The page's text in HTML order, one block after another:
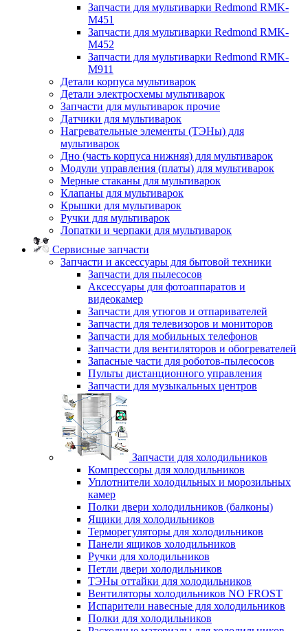
Запчасти для мультиварки Redmond RMK-
M451
Запчасти для мультиварки Redmond RMK-
M452
Запчасти для мультиварки Redmond RMK-
M911
Детали корпуса мультиварок
Детали электросхемы мультиварок
Запчасти для мультиварок прочие
Датчики для мультиварок
Нагревательные элементы (ТЭНы) для
мультиварок
Дно (часть корпуса нижняя) для мультиварок
Модули управления (платы) для мультиварок
Мерные стаканы для мультиварок
Клапаны для мультиварок
Крышки для мультиварок
Ручки для мультиварок
Лопатки и черпаки для мультиварок
Сервисные запчасти
Запчасти и аксессуары для бытовой техники
Запчасти для пылесосов
Аксессуары для фотоаппаратов и
видеокамер
Запчасти для утюгов и отпаривателей
Запчасти для телевизоров и мониторов
Запчасти для мобильных телефонов
Запчасти для вентиляторов и обогревателей
Запасные части для роботов-пылесосов
Пульты дистанционного управления
Запчасти для музыкальных центров
Запчасти для холодильников
Компрессоры для холодильников
Уплотнители холодильных и морозильных
камер
Полки двери холодильников (балконы)
Ящики для холодильников
Терморегуляторы для холодильников
Панели ящиков холодильников
Ручки для холодильников
Петли двери холодильников
ТЭНы оттайки для холодильников
Вентиляторы холодильников NO FROST
Испарители навесные для холодильников
Полки для холодильников